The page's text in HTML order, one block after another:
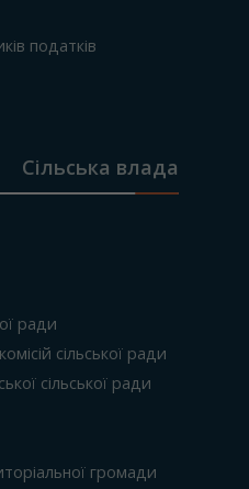
податків
Сільська влада
ради
сільської ради
сільської ради
громади